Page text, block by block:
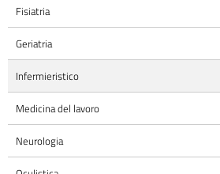
Fisiatria
Geriatria
Infermieristico
Medicina del lavoro
Neurologia